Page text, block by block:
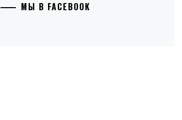
МЫ В FACEBOOK